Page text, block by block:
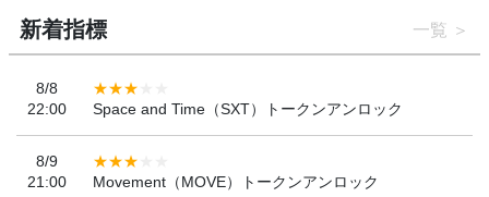
新着指標 一覧
8/8
22:00
Space and Time（SXT）トークンアンロック
8/9
21:00
Movement（MOVE）トークンアンロック